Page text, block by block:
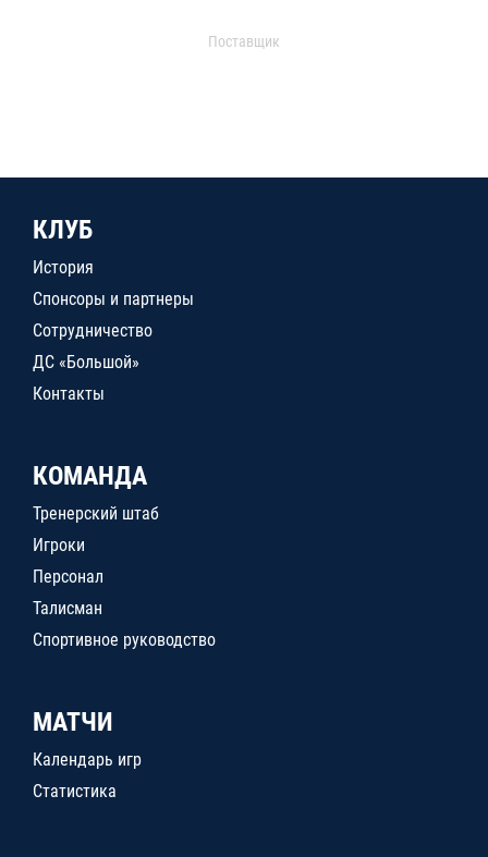
Поставщик
КЛУБ
История
Спонсоры и партнеры
Сотрудничество
ДС «Большой»
Контакты
КОМАНДА
Тренерский штаб
Игроки
Персонал
Талисман
Спортивное руководство
МАТЧИ
Календарь игр
Статистика